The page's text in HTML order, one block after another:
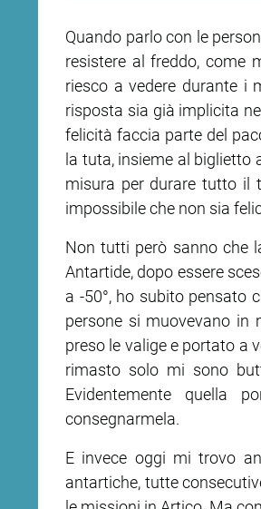
Quando parlo con le
resistere al freddo, come
riesco a vedere durante i
risposta sia già implicita
felicità faccia parte del
la tuta, insieme al biglietto
misura per durare tutto il
impossibile che non sia
Non tutti però sanno che
Antartide, dopo essere
a -50°, ho subito pensato
persone si muovevano in
preso le valige e portato a
rimasto solo mi sono
Evidentemente quella
consegnarmela.
E invece oggi mi trovo
antartiche, tutte